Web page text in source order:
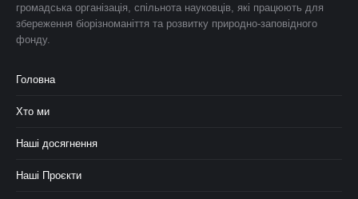
громадська організація, спільнота науковців, які працюють для
збереження біорізноманіття та розвитку природно-заповідного
фонду.
Головна
Хто ми
Наші досягнення
Наші Проєкти